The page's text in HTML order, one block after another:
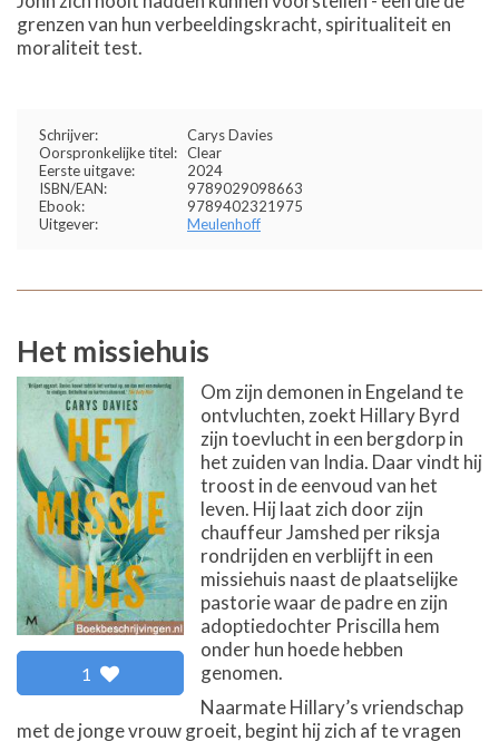
grenzen van hun verbeeldingskracht, spiritualiteit en
moraliteit test.
Schrijver:
Carys Davies
Oorspronkelijke titel: Clear
Eerste uitgave:
2024
ISBN/EAN:
9789029098663
Ebook:
9789402321975
Uitgever:
Meulenhoff
Het missiehuis
1
Om zijn demonen in Engeland te
ontvluchten, zoekt Hillary Byrd
zijn toevlucht in een bergdorp in
het zuiden van India. Daar vindt hij
troost in de eenvoud van het
leven. Hij laat zich door zijn
chauffeur Jamshed per riksja
rondrijden en verblijft in een
missiehuis naast de plaatselijke
pastorie waar de padre en zijn
adoptiedochter Priscilla hem
onder hun hoede hebben
genomen.
Naarmate Hillary’s vriendschap
met de jonge vrouw groeit, begint hij zich af te vragen